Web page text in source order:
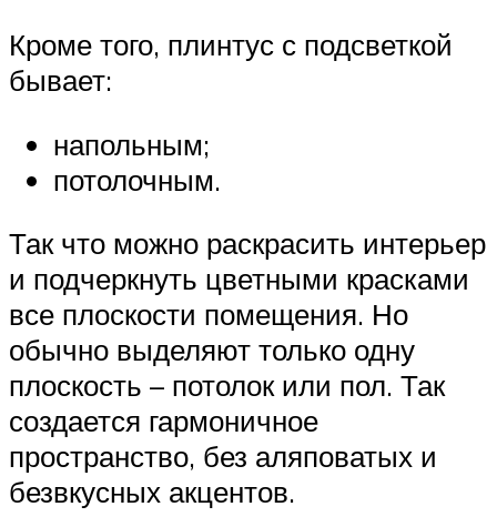
Кроме того, плинтус с подсветкой
бывает:
напольным;
потолочным.
Так что можно раскрасить интерьер
и подчеркнуть цветными красками
все плоскости помещения. Но
обычно выделяют только одну
плоскость – потолок или пол. Так
создается гармоничное
пространство, без аляповатых и
безвкусных акцентов.